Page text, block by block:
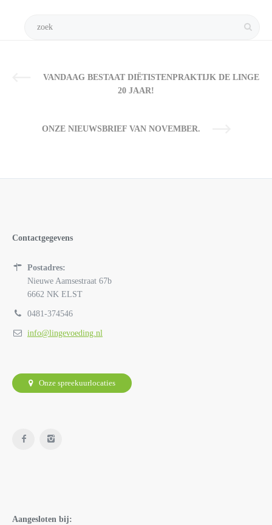
VANDAAG BESTAAT DIËTISTENPRAKTIJK DE LINGE
20 JAAR!
ONZE NIEUWSBRIEF VAN NOVEMBER.
Contactgegevens
Postadres:
Nieuwe Aamsestraat 67b
6662 NK ELST
0481-374546
info@lingevoeding.nl
Onze spreekuurlocaties
Aangesloten bij: